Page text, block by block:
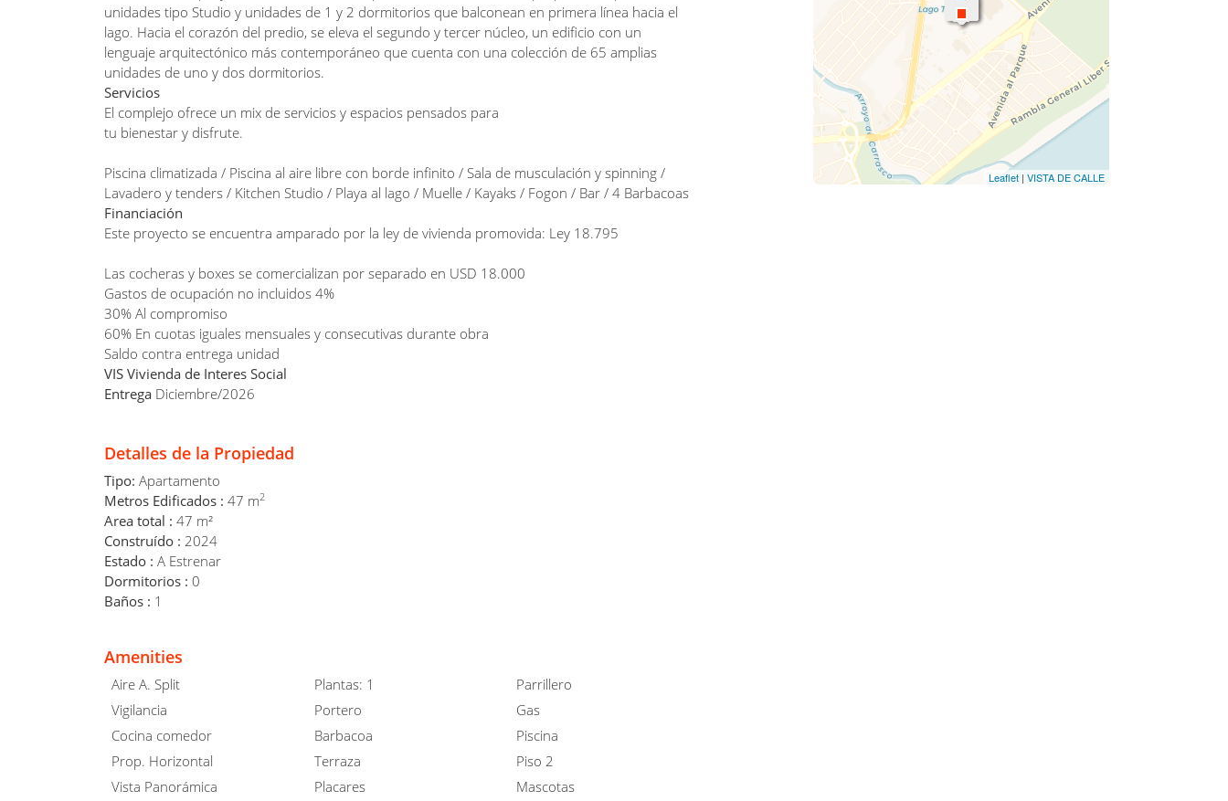
unidades tipo Studio y unidades de 1 y 2 dormitorios que balconean en primera línea hacia el
lago. Hacia el corazón del predio, se eleva el segundo y tercer núcleo, un edificio con un
lenguaje arquitectónico más contemporáneo que cuenta con una colección de 65 amplias
unidades de uno y dos dormitorios.
Servicios
El complejo ofrece un mix de servicios y espacios pensados para
tu bienestar y disfrute.
Piscina climatizada / Piscina al aire libre con borde infinito / Sala de musculación y spinning /
Lavadero y tenders / Kitchen Studio / Playa al lago / Muelle / Kayaks / Fogon / Bar / 4 Barbacoas
Financiación
Este proyecto se encuentra amparado por la ley de vivienda promovida: Ley 18.795
Las cocheras y boxes se comercializan por separado en USD 18.000
Gastos de ocupación no incluidos 4%
30% Al compromiso
60% En cuotas iguales mensuales y consecutivas durante obra
Saldo contra entrega unidad
VIS Vivienda de Interes Social
Entrega Diciembre/2026
Detalles de la Propiedad
Tipo: Apartamento
Metros Edificados : 47 m2
Area total : 47 m²
Construído : 2024
Estado : A Estrenar
Dormitorios : 0
Baños : 1
Amenities
Aire A. Split Plantas: 1
Parrillero
Vigilancia
Portero
Gas
Cocina comedor
Barbacoa
Piscina
Prop. Horizontal
Terraza
Piso 2
Vista Panorámica
Placares Mascotas
Leaflet | VISTA DE CALLE